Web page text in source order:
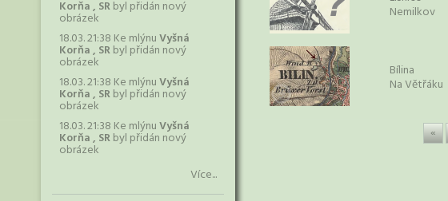
Korňa , SRbyl přidán nový
obrázek
18.03. 21:38 Ke mlýnuVyšná
Korňa , SRbyl přidán nový
obrázek
18.03. 21:38 Ke mlýnuVyšná
Korňa , SRbyl přidán nový
obrázek
18.03. 21:38 Ke mlýnuVyšná
Korňa , SRbyl přidán nový
obrázek
Více...
Nemilkov
Bílina
Na Větřáku
«